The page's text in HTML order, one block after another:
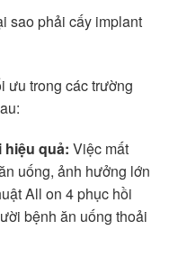
sao phải cấy implant
ưu trong các trường
quả: Việc mất
uống, ảnh hưởng lớn
All on 4 phục hồi
bệnh ăn uống thoải